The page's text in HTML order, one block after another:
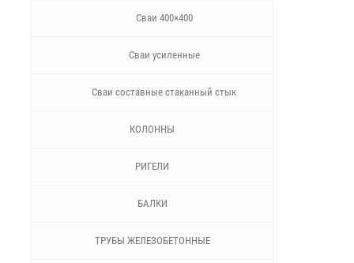
Сваи 400×400
Сваи усиленные
Сваи составные стаканный стык
КОЛОННЫ
РИГЕЛИ
БАЛКИ
ТРУБЫ ЖЕЛЕЗОБЕТОННЫЕ